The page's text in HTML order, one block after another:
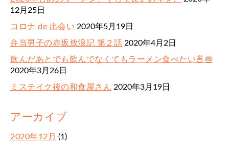
12月25日
コロナ de 出会い 2020年5月19日
弁当男子の赤坂放浪記 第２話 2020年4月2日
飲んだあとでも飲んでなくてもラーメン食べたい🍜🍥
2020年3月26日
ミステイク後の和食屋さん 2020年3月19日
アーカイブ
2020年12月 (1)